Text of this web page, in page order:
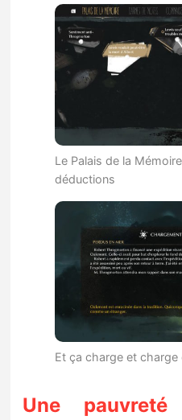
Le Palais de la
déductions
Et ça charge et charge
Une